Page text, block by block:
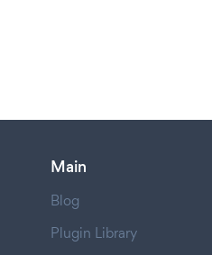
Main
Blog
Plugin Library